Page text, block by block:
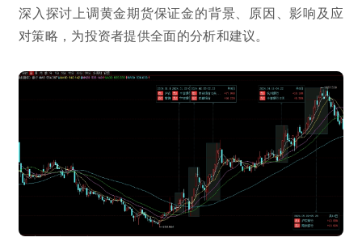
深入探讨上调黄金期货保证金的背景、原因、影响及应
对策略，为投资者提供全面的分析和建议。